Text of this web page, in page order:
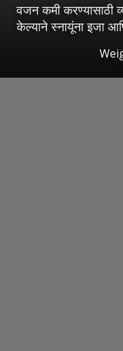
वजन कमी करण्यासाठी
केल्याने स्नायूंना इजा